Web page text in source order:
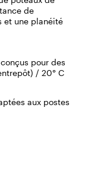
de
et une planéité
pour des
/ 20° C
aux postes